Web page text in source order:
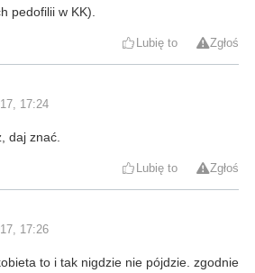
pedofilii w KK).
Lubię to Zgłoś
17:24
daj znać.
Lubię to Zgłoś
17:26
to i tak nigdzie nie pójdzie. zgodnie